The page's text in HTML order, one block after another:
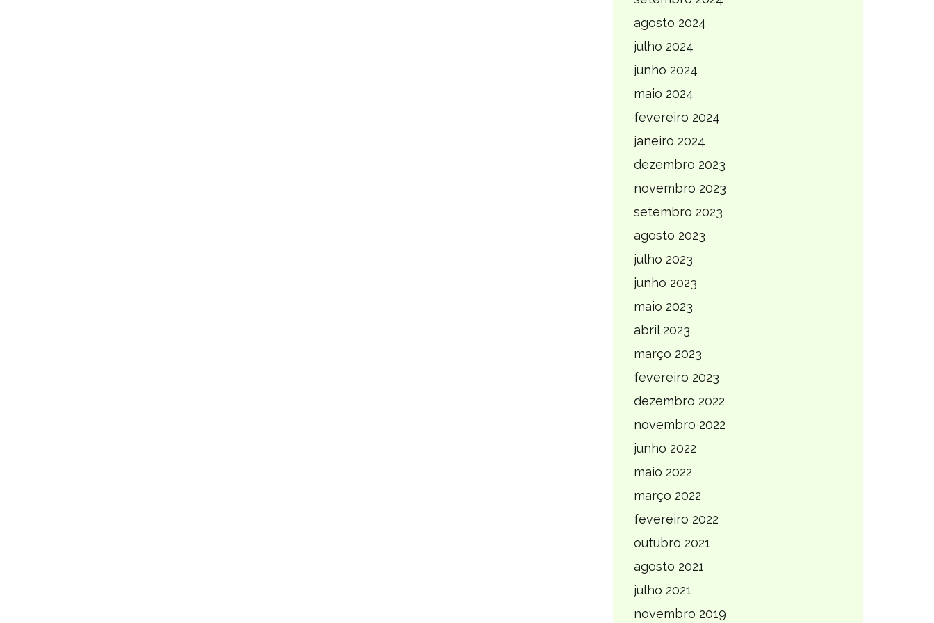
agosto 2024
julho 2024
junho 2024
maio 2024
fevereiro 2024
janeiro 2024
dezembro 2023
novembro 2023
setembro 2023
agosto 2023
julho 2023
junho 2023
maio 2023
abril 2023
março 2023
fevereiro 2023
dezembro 2022
novembro 2022
junho 2022
maio 2022
março 2022
fevereiro 2022
outubro 2021
agosto 2021
julho 2021
novembro 2019